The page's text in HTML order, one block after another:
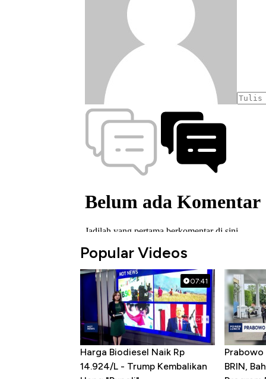
Popular Videos
07:41
Harga Biodiesel Naik Rp
14.924/L - Trump Kembalikan
Prabowo
BRIN,